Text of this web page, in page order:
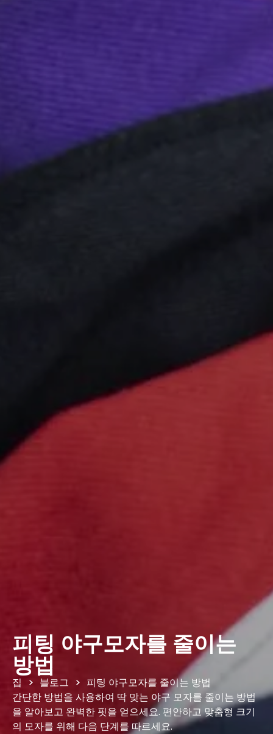
피팅 야구모자를 줄이는
방법
집 > 블로그 > 피팅 야구모자를 줄이는 방법
간단한 방법을 사용하여 딱 맞는 야구 모자를 줄이는 방법
을 알아보고 완벽한 핏을 얻으세요. 편안하고 맞춤형 크기
의 모자를 위해 다음 단계를 따르세요.